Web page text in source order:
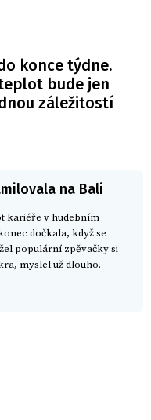
konce týdne.
bude jen
záležitostí
na Bali
kariéře v hudebním
dočkala, když se
populární zpěvačky si
myslel už dlouho.